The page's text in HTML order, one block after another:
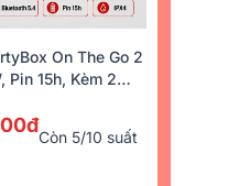
BIK BJ-
On The Go 2
Pin 15h, Kèm 2
Còn 5/10 suất